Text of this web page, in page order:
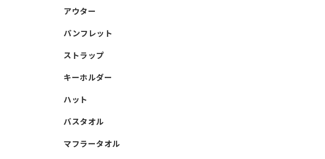
アウター
パンフレット
ストラップ
キーホルダー
ハット
バスタオル
マフラータオル